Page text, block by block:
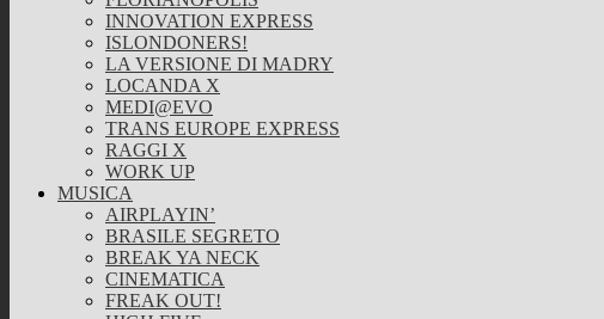
INNOVATION EXPRESS
ISLONDONERS!
LA VERSIONE DI MADRY
LOCANDA X
MEDI@EVO
TRANS EUROPE EXPRESS
RAGGI X
WORK UP
MUSICA
AIRPLAYIN’
BRASILE SEGRETO
BREAK YA NECK
CINEMATICA
FREAK OUT!